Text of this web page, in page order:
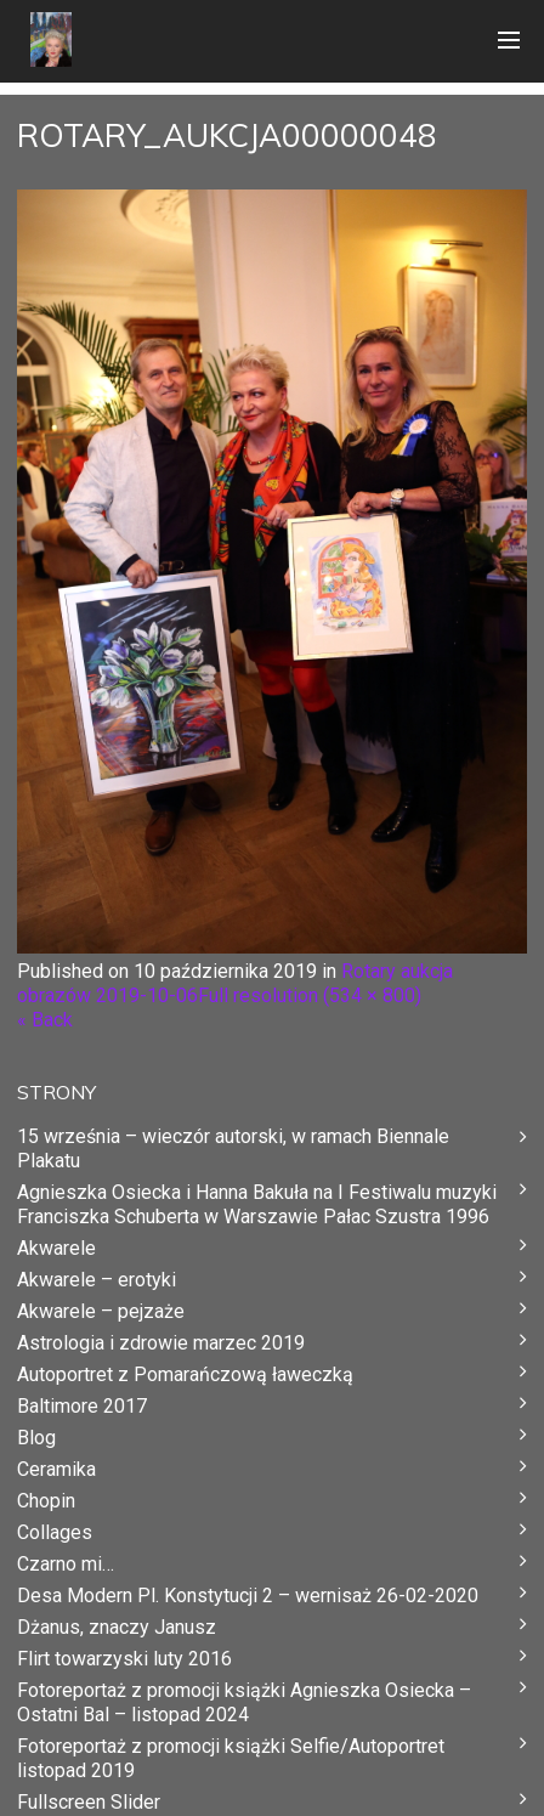
ROTARY_AUKCJA00000048
Published on 10 października 2019 in Rotary aukcja
obrazów 2019-10-06 Full resolution (534 × 800)
« Back
STRONY
15 września – wieczór autorski, w ramach Biennale
Plakatu
Agnieszka Osiecka i Hanna Bakuła na I Festiwalu muzyki
Franciszka Schuberta w Warszawie Pałac Szustra 1996
Akwarele
Akwarele – erotyki
Akwarele – pejzaże
Astrologia i zdrowie marzec 2019
Autoportret z Pomarańczową ławeczką
Baltimore 2017
Blog
Ceramika
Chopin
Collages
Czarno mi…
Desa Modern Pl. Konstytucji 2 – wernisaż 26-02-2020
Dżanus, znaczy Janusz
Flirt towarzyski luty 2016
Fotoreportaż z promocji książki Agnieszka Osiecka –
Ostatni Bal – listopad 2024
Fotoreportaż z promocji książki Selfie/Autoportret
listopad 2019
Fullscreen Slider